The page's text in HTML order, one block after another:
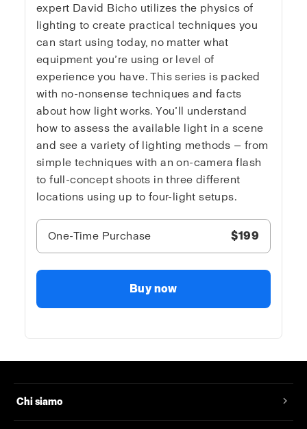
expert David Bicho utilizes the physics of
lighting to create practical techniques you
can start using today, no matter what
equipment you’re using or level of
experience you have. This series is packed
with no-nonsense techniques and facts
about how light works. You’ll understand
how to assess the available light in a scene
and see a variety of lighting methods — from
simple techniques with an on-camera flash
to full-concept shoots in three different
locations using up to four-light setups.
One-Time Purchase $199
Buy now
Chi siamo